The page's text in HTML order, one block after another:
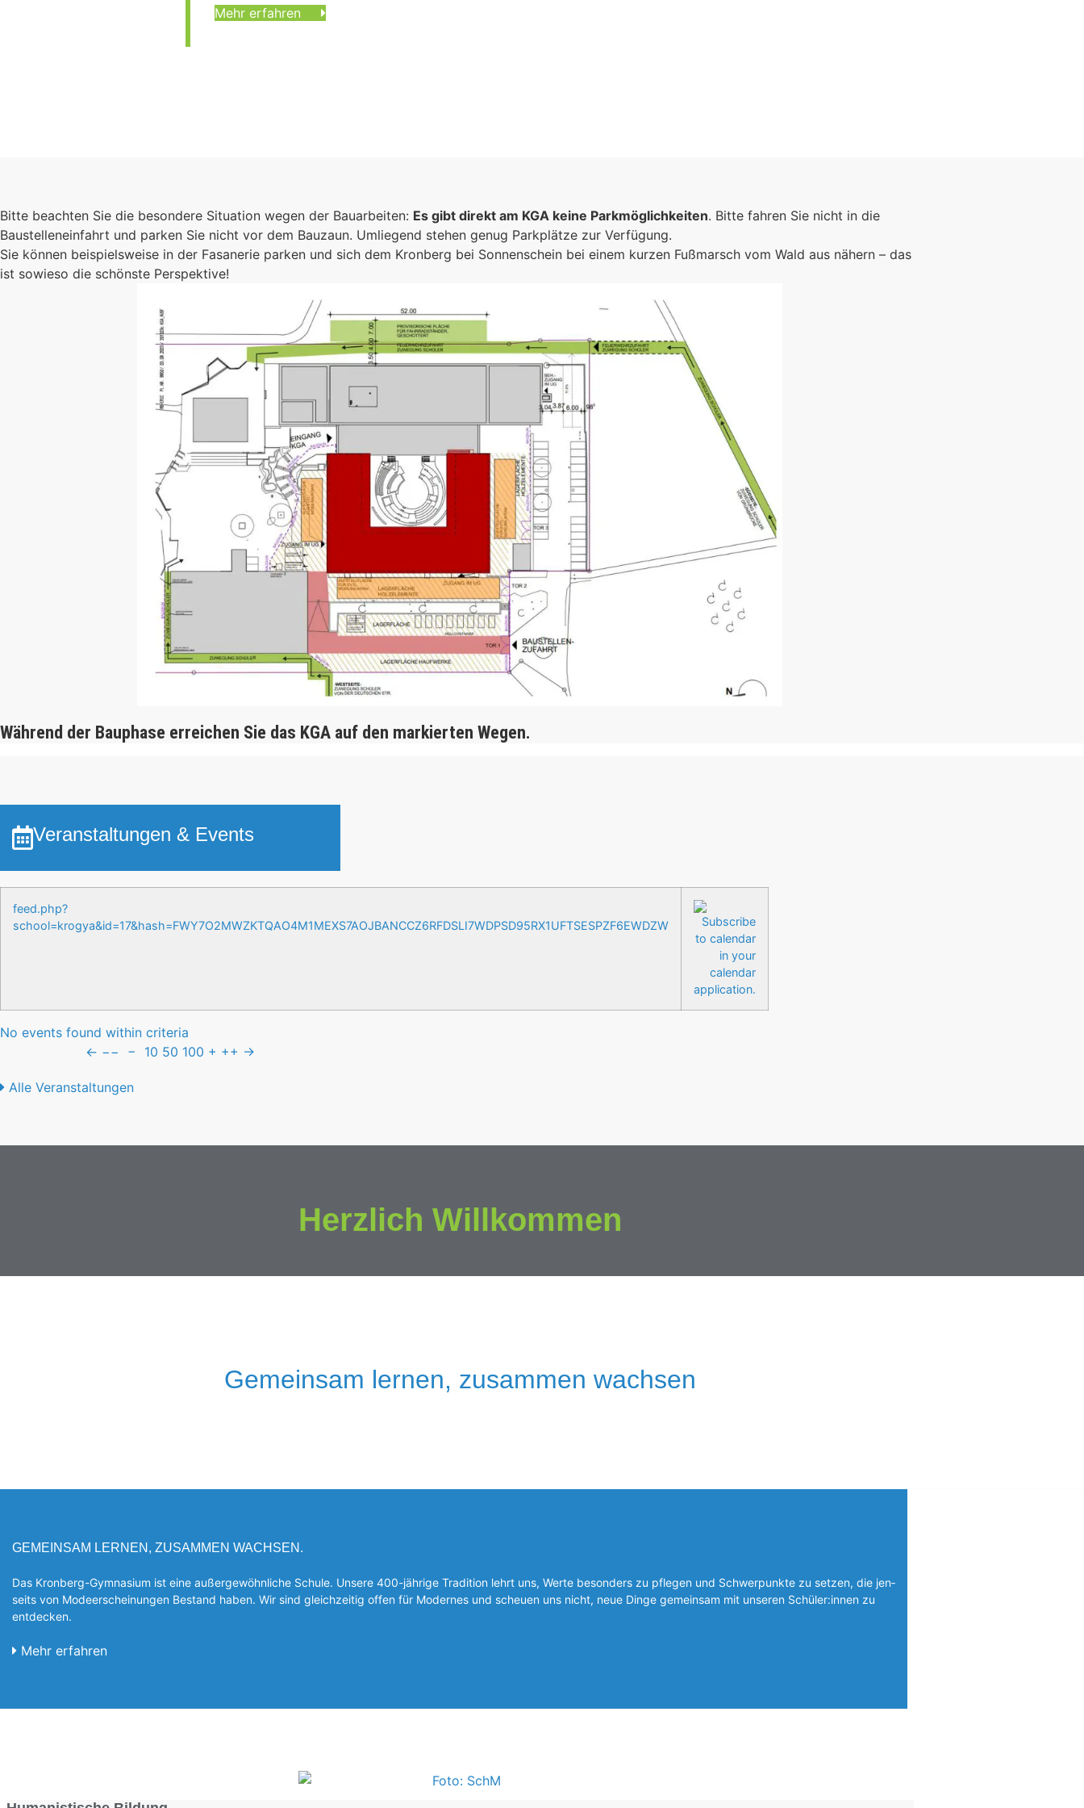
Mehr erfahren
Bitte beachten Sie die besondere Situation wegen der Bauarbeiten: Es gibt direkt am KGA keine Parkmöglichkeiten. Bitte fahren Sie nicht in die
Baustelleneinfahrt und parken Sie nicht vor dem Bauzaun. Umliegend stehen genug Parkplätze zur Verfügung.
Sie können beispielsweise in der Fasanerie parken und sich dem Kronberg bei Sonnenschein bei einem kurzen Fußmarsch vom Wald aus nähern – das
ist sowieso die schönste Perspektive!
Während der Bauphase erreichen Sie das KGA auf den markierten Wegen.
Veranstaltungen & Events
feed.php?
school=krogya&id=17&hash=FWY7O2MWZKTQAO4M1MEXS7AOJBANCCZ6RFDSLI7WDPSD95RX1UFTSESPZF6EWDZW
No events found within criteria
← −− − 10 50 100 + ++ →
Alle Veranstaltungen
Herzlich Willkommen
Gemeinsam lernen, zusammen wachsen
GEMEINSAM LERNEN, ZUSAMMEN WACHSEN.
Das Kronberg-Gymnasium ist eine außergewöhnliche Schule. Unsere 400-jährige Tradition lehrt uns, Werte besonders zu pflegen und Schwerpunkte zu setzen, die jen­
seits von Modeerscheinungen Be­stand haben. Wir sind gleichzeitig offen für Modernes und scheuen uns nicht, neue Dinge gemeinsam mit unseren Schüler:innen zu
entde­cken.
Mehr erfahren